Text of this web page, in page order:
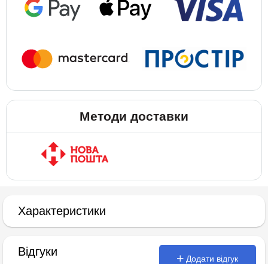
Методи доставки
Характеристики
Відгуки
Додати відгук